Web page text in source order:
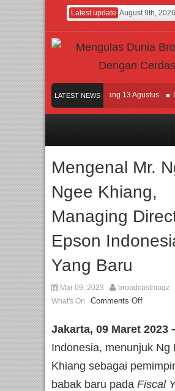
Latest update August 9th,
LATEST NEWS
KETOK MEJIK Siap Tayang 13 Agustus Lenny
Mengenal Mr.
Ngee Khiang,
Managing
Epson
Yang Baru
Mar 09, 2023 broadcastmagz
What's On Comments Off
Jakarta, 09 Maret 2023
Indonesia, menunjuk Ng
Khiang sebagai
babak baru pada Fiscal